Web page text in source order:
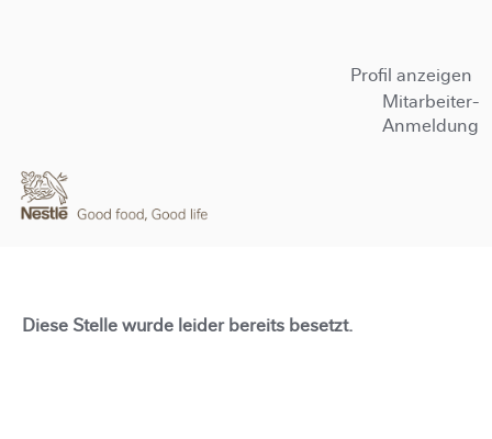
Profil anzeigen
Mitarbeiter-
Anmeldung
Diese Stelle wurde leider bereits besetzt.